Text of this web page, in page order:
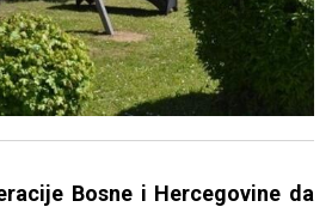
Bosne i Hercegovine da